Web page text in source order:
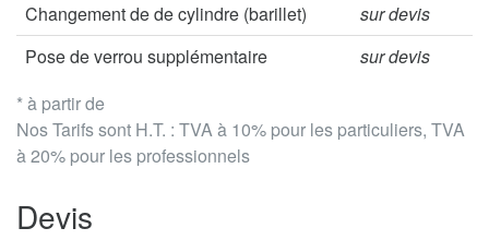
* à partir de
Nos Tarifs sont H.T. : TVA à 10% pour les particuliers, TVA
à 20% pour les professionnels
Changement de de cylindre (barillet)
sur devis
Pose de verrou supplémentaire
sur devis
Devis